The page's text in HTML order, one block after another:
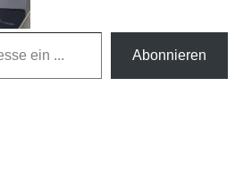
Abonnieren